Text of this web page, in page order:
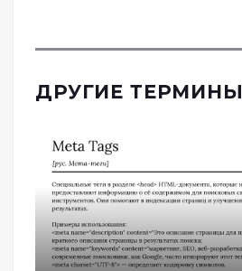
ДРУГИЕ ТЕРМИНЫ